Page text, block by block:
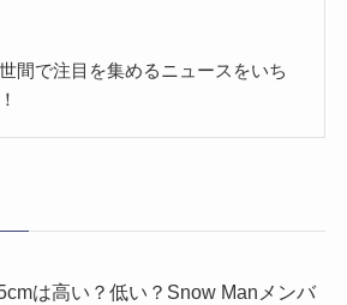
間で注目を集めるニュースをいち
は高い？低い？Snow Manメンバ